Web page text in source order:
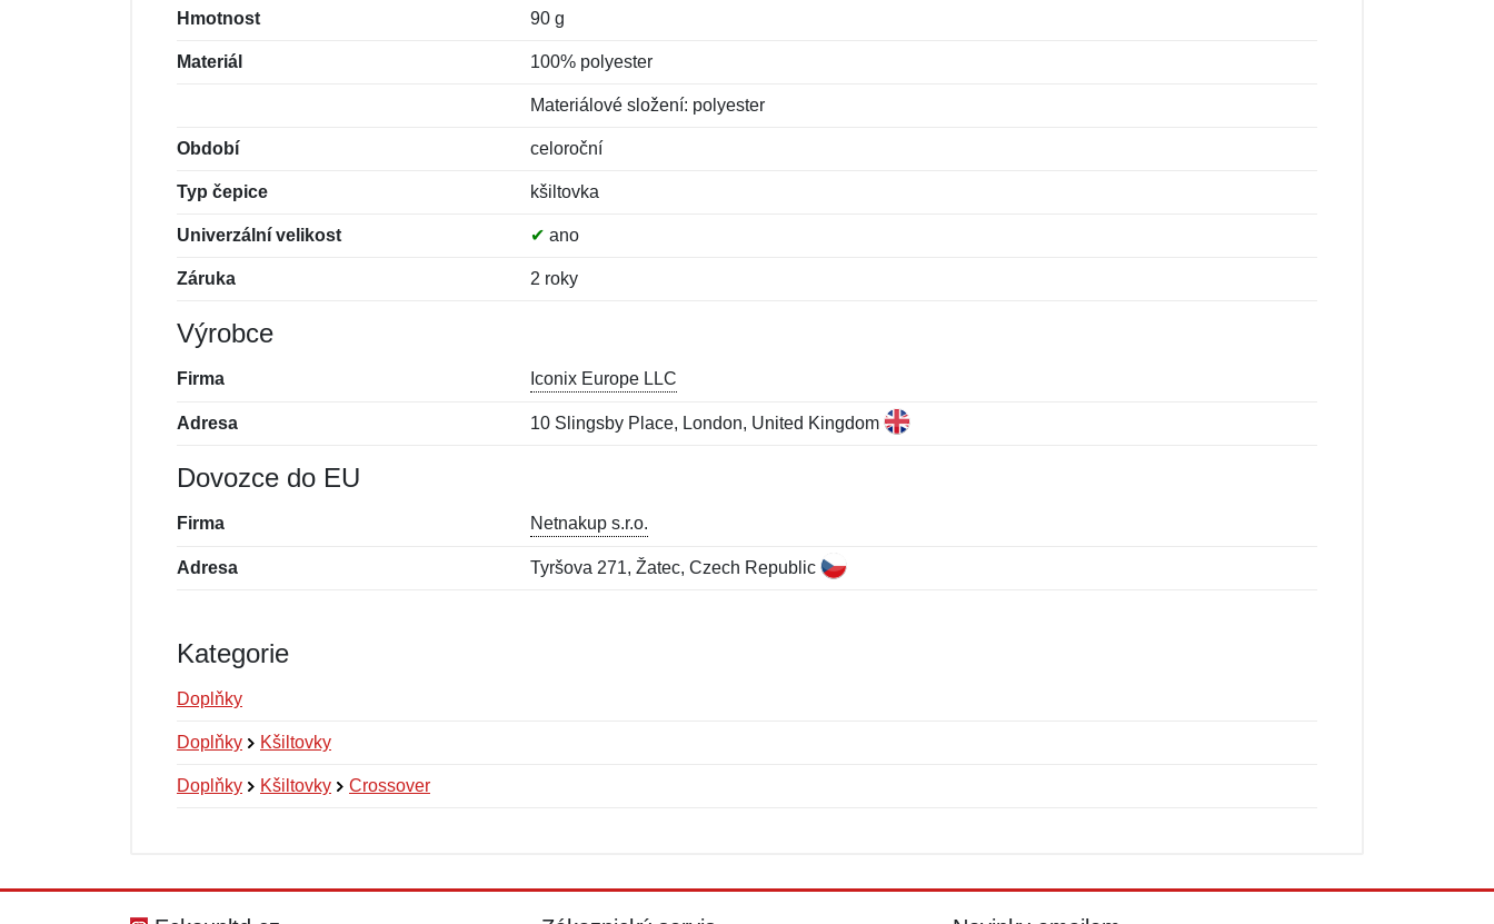
Hmotnost 90 g
Materiál 100% polyester
Materiálové složení: polyester
Období celoroční
Typ čepice kšiltovka
Univerzální velikost ✔ ano
Záruka 2 roky
Výrobce
Firma Iconix Europe LLC
Adresa 10 Slingsby Place, London, United Kingdom
Dovozce do EU
Firma Netnakup s.r.o.
Adresa Tyršova 271, Žatec, Czech Republic
Kategorie
Doplňky
Doplňky Kšiltovky
Doplňky Kšiltovky Crossover